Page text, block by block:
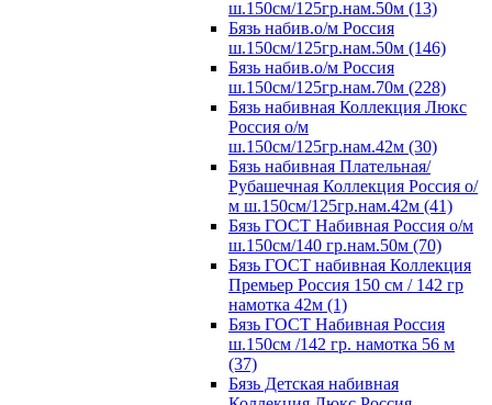
ш.150см/125гр.нам.50м (13)
Бязь набив.о/м Россия
ш.150см/125гр.нам.50м (146)
Бязь набив.о/м Россия
ш.150см/125гр.нам.70м (228)
Бязь набивная Коллекция Люкс
Россия о/м
ш.150см/125гр.нам.42м (30)
Бязь набивная Плательная/
Рубашечная Коллекция Россия о/
м ш.150см/125гр.нам.42м (41)
Бязь ГОСТ Набивная Россия о/м
ш.150см/140 гр.нам.50м (70)
Бязь ГОСТ набивная Коллекция
Премьер Россия 150 см / 142 гр
намотка 42м (1)
Бязь ГОСТ Набивная Россия
ш.150см /142 гр. намотка 56 м
(37)
Бязь Детская набивная